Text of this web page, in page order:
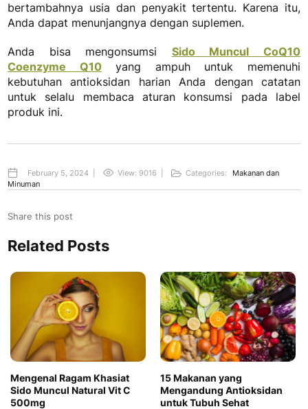
bertambahnya usia dan penyakit tertentu. Karena itu,
Anda dapat menunjangnya dengan suplemen.
Anda bisa mengonsumsi Sido Muncul CoQ10
Coenzyme Q10yang ampuh untuk memenuhi
kebutuhan antioksidan harian Anda dengan catatan
untuk selalu membaca aturan konsumsi pada label
produk ini.
February 5, 2024 View: 9016 Categories:
Makanan dan
Minuman
Share this post
Related Posts
Mengenal Ragam Khasiat
Sido Muncul Natural Vit C
500mg
15 Makanan yang
Mengandung Antioksidan
untuk Tubuh Sehat